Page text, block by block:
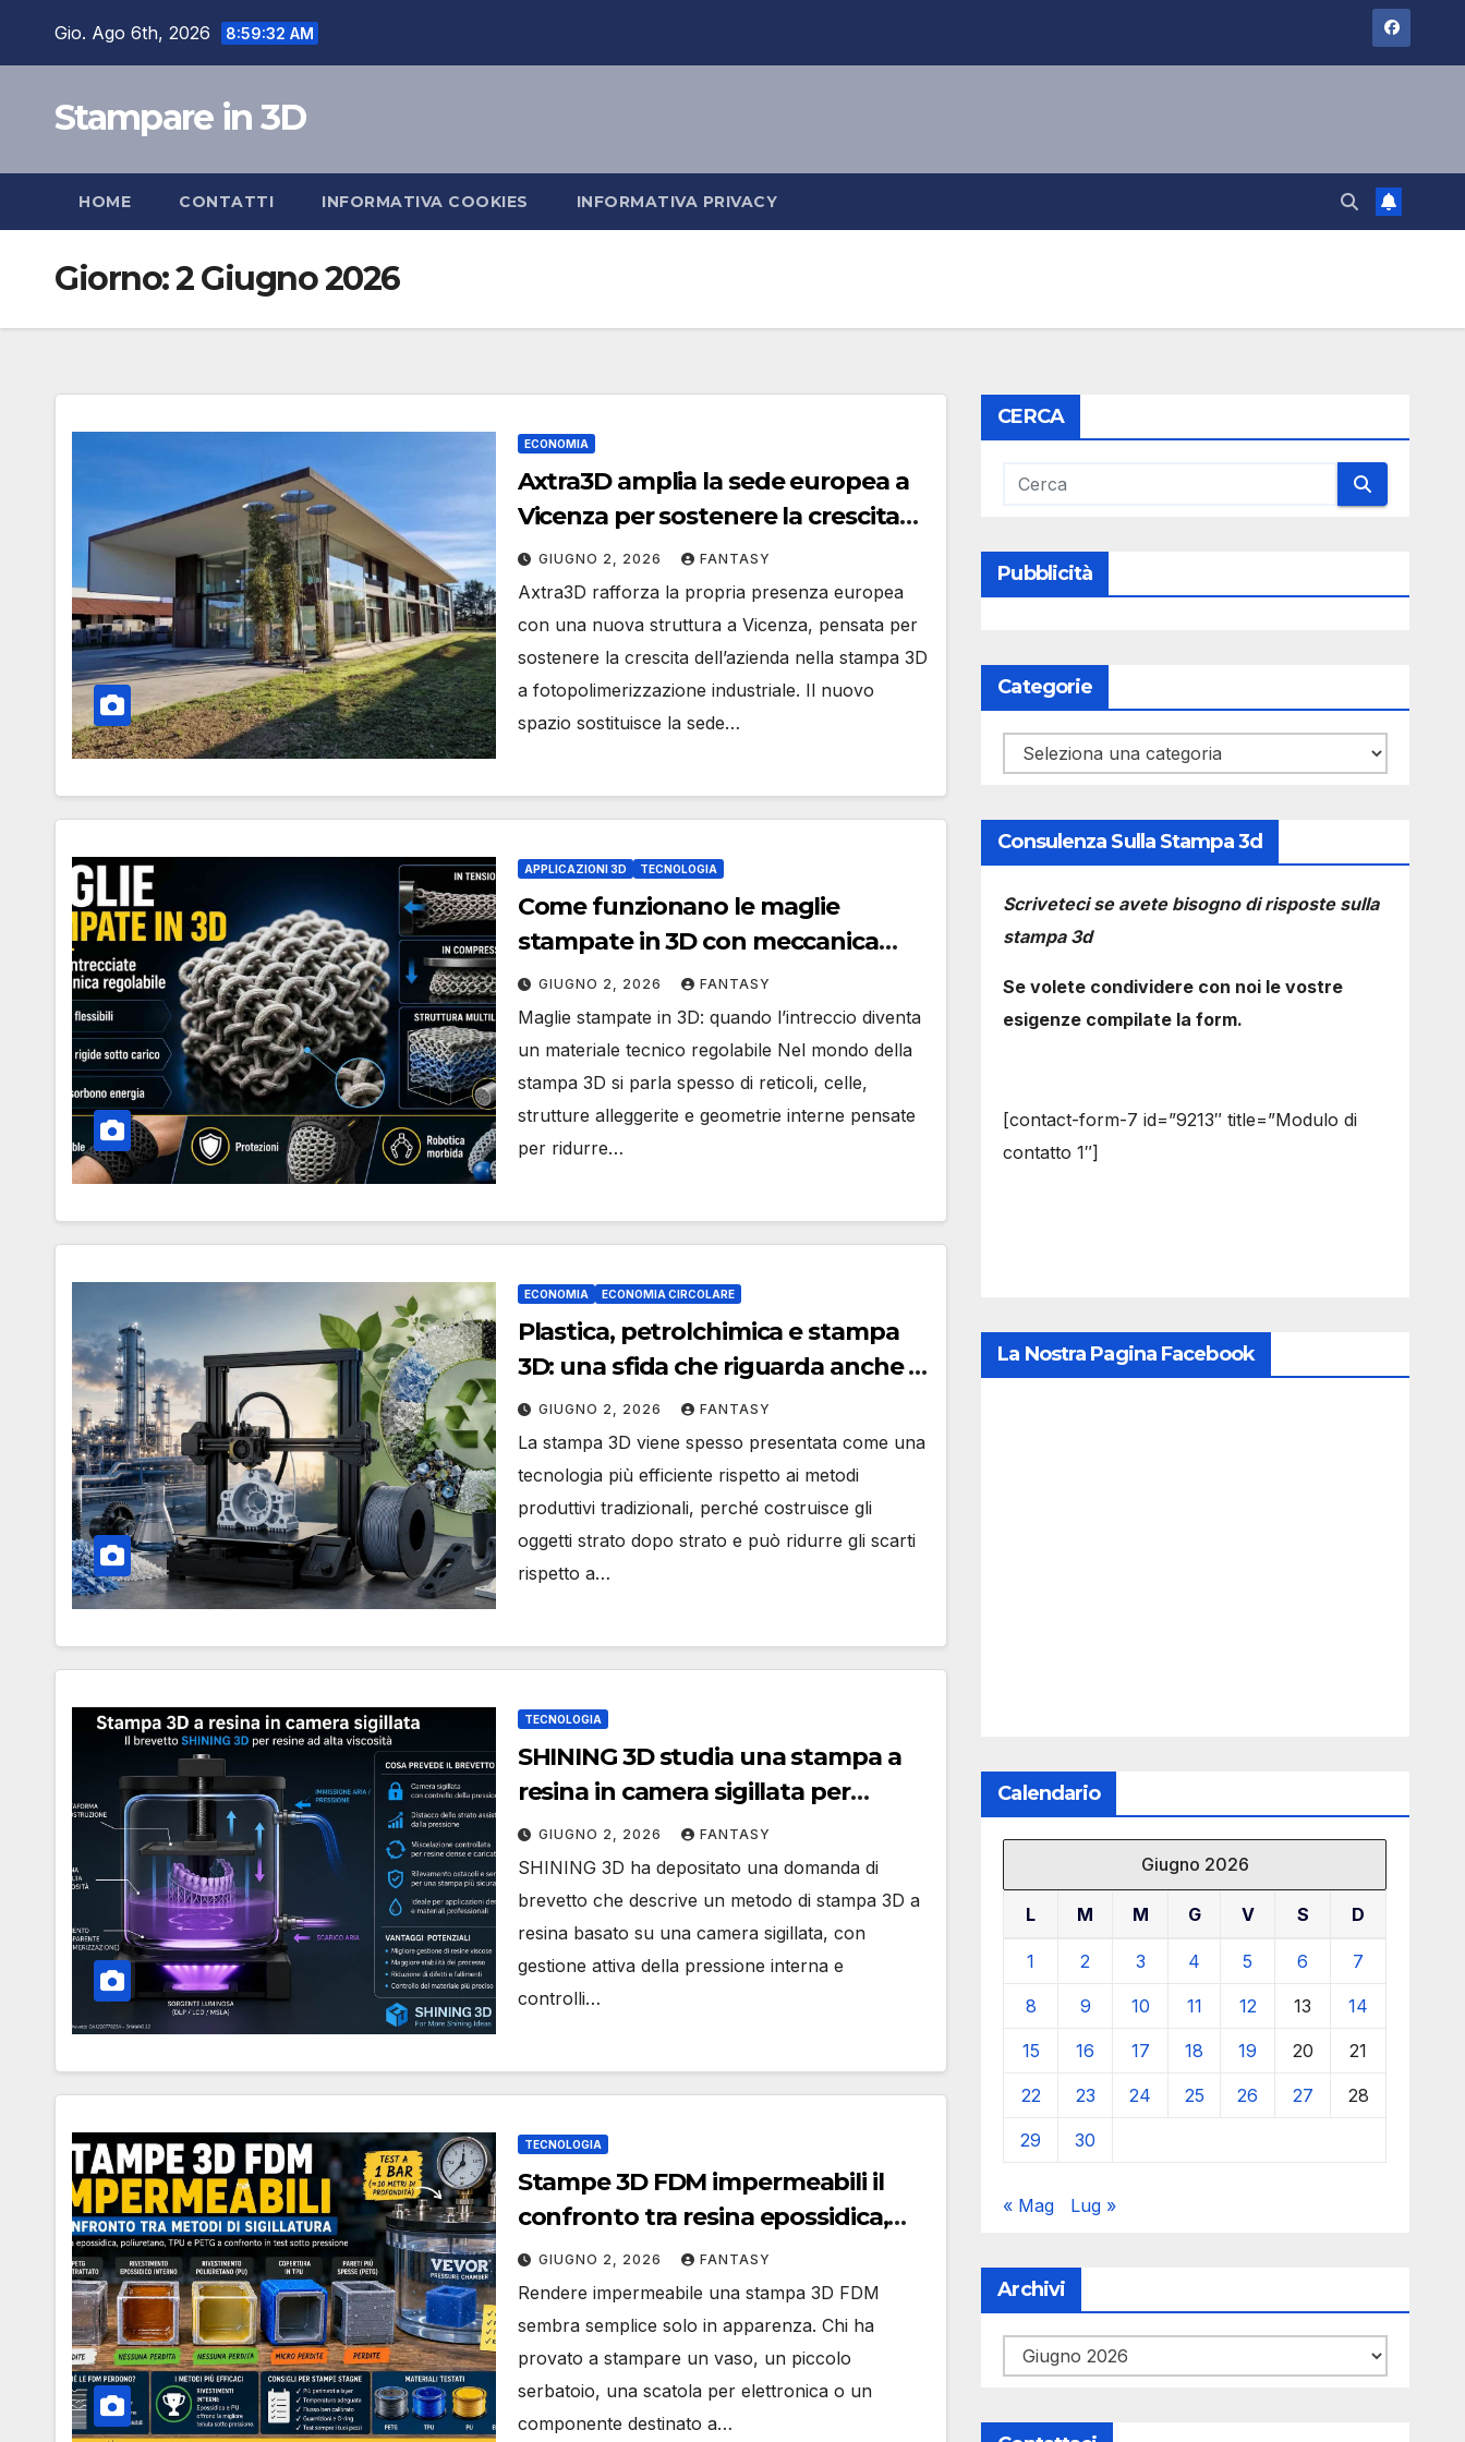
Gio. Ago 6th, 2026 8:59:33 AM
Stampare in 3D
HOME CONTATTI INFORMATIVA COOKIES INFORMATIVA PRIVACY
Giorno:2 Giugno 2026
ECONOMIA
Axtra3D amplia la sede europea a
Vicenza per sostenere la crescita
della stampa 3D a resina
GIUGNO 2, 2026 FANTASY
Axtra3D rafforza la propria presenza europea
con una nuova struttura a Vicenza, pensata per
sostenere la crescita dell’azienda nella stampa 3D
a fotopolimerizzazione industriale. Il nuovo
spazio sostituisce la sede…
APPLICAZIONI 3D TECNOLOGIA
Come funzionano le maglie
stampate in 3D con meccanica
regolabile
GIUGNO 2, 2026 FANTASY
Maglie stampate in 3D: quando l’intreccio diventa
un materiale tecnico regolabile Nel mondo della
stampa 3D si parla spesso di reticoli, celle,
strutture alleggerite e geometrie interne pensate
per ridurre…
ECONOMIA ECONOMIA CIRCOLARE
Plastica, petrolchimica e stampa
3D: una sfida che riguarda anche la
produzione additiva
GIUGNO 2, 2026 FANTASY
La stampa 3D viene spesso presentata come una
tecnologia più efficiente rispetto ai metodi
produttivi tradizionali, perché costruisce gli
oggetti strato dopo strato e può ridurre gli scarti
rispetto a…
TECNOLOGIA
SHINING 3D studia una stampa a
resina in camera sigillata per
materiali più viscosi
GIUGNO 2, 2026 FANTASY
SHINING 3D ha depositato una domanda di
brevetto che descrive un metodo di stampa 3D a
resina basato su una camera sigillata, con
gestione attiva della pressione interna e
controlli…
TECNOLOGIA
Stampe 3D FDM impermeabili il
confronto tra resina epossidica,
poliuretano e altre soluzioni
GIUGNO 2, 2026 FANTASY
Rendere impermeabile una stampa 3D FDM
sembra semplice solo in apparenza. Chi ha
provato a stampare un vaso, un piccolo
serbatoio, una scatola per elettronica o un
componente destinato a…
CERCA
Pubblicità
Categorie
Categorie
Consulenza Sulla Stampa 3d
Scriveteci se avete bisogno di risposte sulla
stampa 3d
Se volete condividere con noi le vostre
esigenze compilate la form.
[contact-form-7 id=”9213″ title=”Modulo di
contatto 1″]
La Nostra Pagina Facebook
Calendario
Giugno 2026
L M M G V S D
1 2 3 4 5 6 7
8 9 10 11 12 13 14
15 16 17 18 19 20 21
22 23 24 25 26 27 28
29 30
« Mag Lug »
Archivi
Archivi